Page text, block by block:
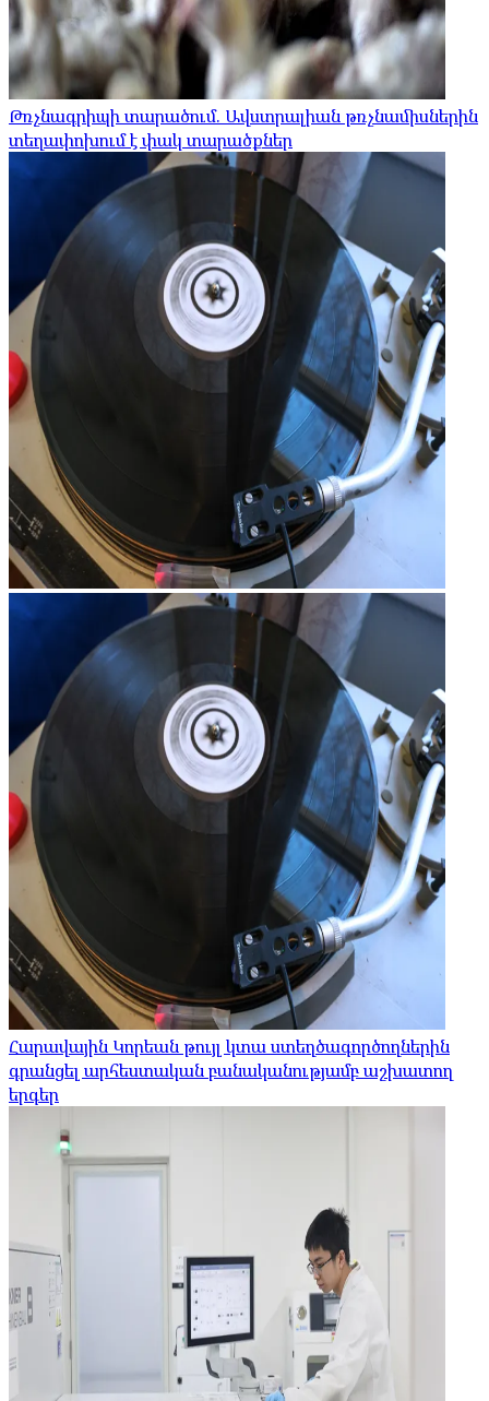
Թռչնագրիպի տարածում. Ավստրալիան թռչնամիսներին
տեղափոխում է փակ տարածքներ
Հարավային Կորեան թույլ կտա ստեղծագործողներին
գրանցել արհեստական ​​բանականությամբ աշխատող
երգեր